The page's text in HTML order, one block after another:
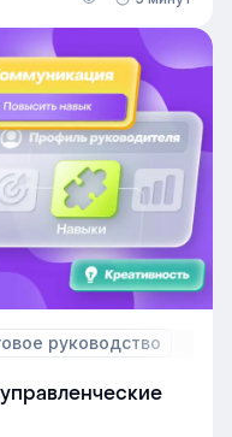
опыт работы
его при найме
не всегда стоит
и как
компании.
руководство